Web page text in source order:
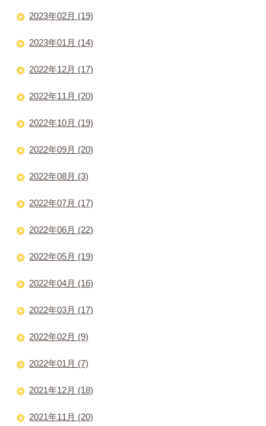
2023年02月 (19)
2023年01月 (14)
2022年12月 (17)
2022年11月 (20)
2022年10月 (19)
2022年09月 (20)
2022年08月 (3)
2022年07月 (17)
2022年06月 (22)
2022年05月 (19)
2022年04月 (16)
2022年03月 (17)
2022年02月 (9)
2022年01月 (7)
2021年12月 (18)
2021年11月 (20)